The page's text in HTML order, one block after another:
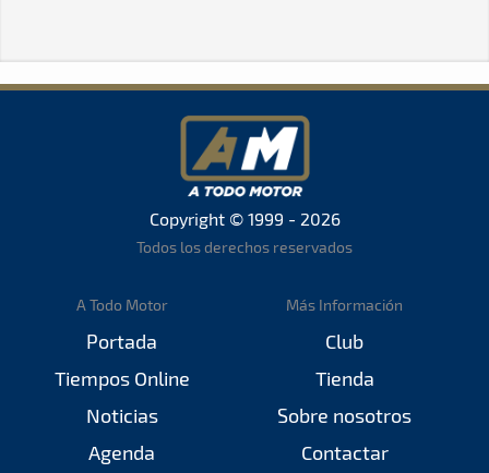
Copyright © 1999 - 2026
Todos los derechos reservados
A Todo Motor
Portada
Tiempos Online
Noticias
Agenda
Más Información
Club
Tienda
Sobre nosotros
Contactar